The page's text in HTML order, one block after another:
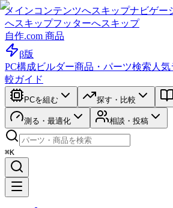
メインコンテンツへスキップナビゲー
へスキップフッターへスキップ
自作.com 商品
β版
PC構成ビルダー商品・パーツ検索 人
較ガイド
PCを組む 探す・比較
測る・最適化 相談・投稿
⌘K